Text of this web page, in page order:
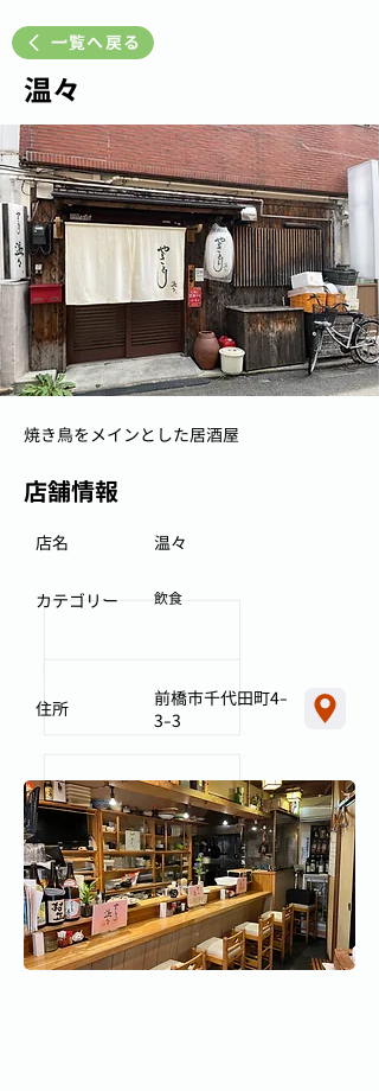
一覧へ戻る
温々
焼き鳥をメインとした居酒屋
店舗情報
温々
店名
飲食
カテゴリー
前橋市千代田町4-
3-3
住所